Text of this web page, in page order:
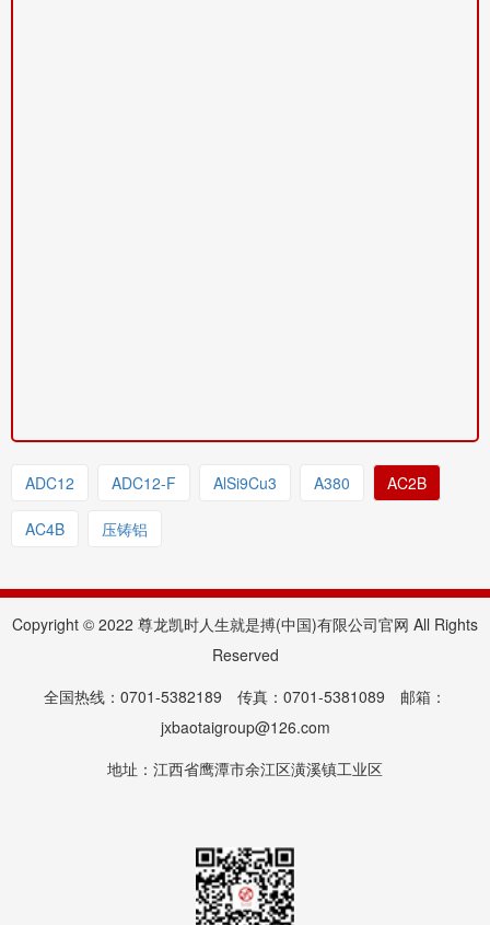
ADC12 ADC12-F AlSi9Cu3 A380 AC2B
AC4B 压铸铝
Copyright © 2022 尊龙凯时人生就是搏(中国)有限公司官网 All Rights
Reserved
全国热线：0701-5382189 传真：0701-5381089 邮箱：
jxbaotaigroup@126.com
地址：江西省鹰潭市余江区潢溪镇工业区